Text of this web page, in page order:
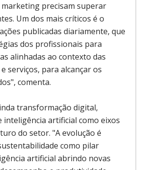
marketing precisam superar
Um dos mais críticos é o
publicadas diariamente, que
dos profissionais para
alinhadas ao contexto das
serviços, para alcançar os
comenta.
transformação digital,
inteligência artificial como eixos
do setor. "A evolução é
como pilar
artificial abrindo novas